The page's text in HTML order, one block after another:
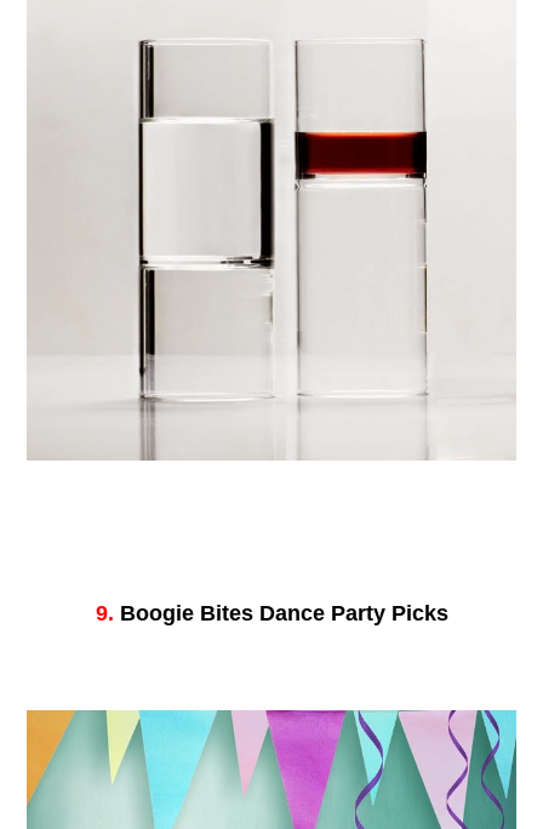
9. Boogie Bites Dance Party Picks